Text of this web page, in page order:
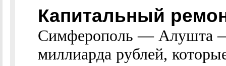
Капитальный
Симферополь — Алушта —
миллиарда рублей,